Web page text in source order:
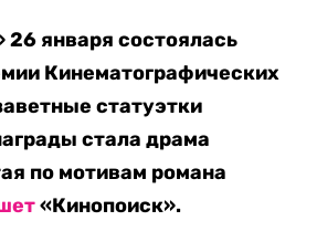
января состоялась
Кинематографических
статуэтки
стала драма
по мотивам романа
«Кинопоиск».